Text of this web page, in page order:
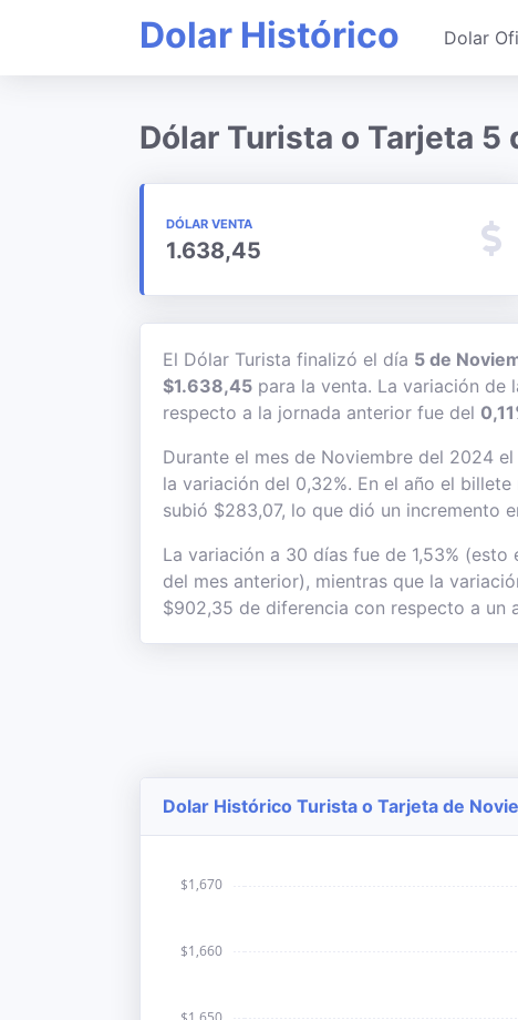
Dolar Histórico Dolar
Dólar Turista o Tarjeta
DÓLAR VENTA
1.638,45
El Dólar Turista finalizó el día 5 de
$1.638,45 para la venta. La variación de
respecto a la jornada anterior fue del
Durante el mes de Noviembre del 2024
la variación del 0,32%. En el año el
subió $283,07, lo que dió un incremento
La variación a 30 días fue de 1,53%
del mes anterior), mientras que la
$902,35 de diferencia con respecto a un
Dolar Histórico Turista o Tarjeta de